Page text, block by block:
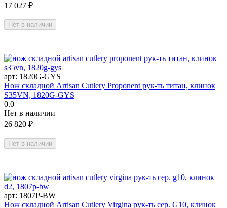
17 027 ₽
Нет в наличии
арт: 1820G-GYS
Нож складной Artisan Cutlery Proponent рук-ть титан, клинок
S35VN, 1820G-GYS
0.0
Нет в наличии
26 820 ₽
Нет в наличии
арт: 1807P-BW
Нож складной Artisan Cutlery Virgina рук-ть сер. G10, клинок